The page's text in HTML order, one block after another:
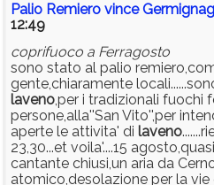
Palio Remiero vince
12:49
coprifuoco a Ferragosto
sono stato al palio
gente,chiaramente
laveno,per i tradizionali fuochi
persone,alla''San Vito'',per
aperte le attivita' di laveno
23,30...et voila'....15
cantante chiusi,un aria da
atomico,desolazione per la vie